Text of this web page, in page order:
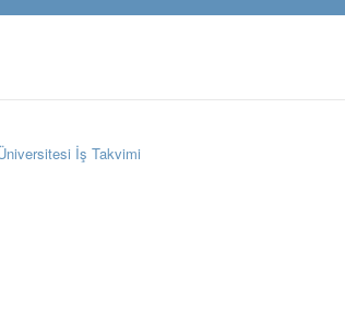
İş Takvimi